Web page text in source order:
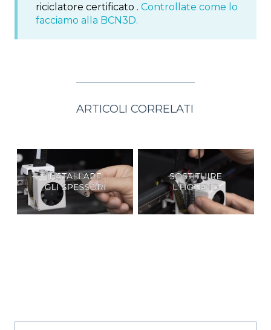
riciclatore certificato . Controllate come lo
facciamo alla BCN3D.
ARTICOLI CORRELATI